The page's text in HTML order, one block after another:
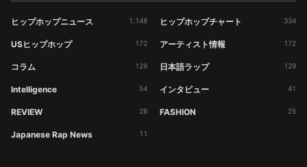
ヒップホップニュース 1,148 ヒップホップチャート 334
USヒップホップ 172 アーティスト情報 172
コラム 129 日本語ラップ 129
Intelligence 54 インタビュー 41
REVIEW 28 FASHION 25
Japanese Rap News 11